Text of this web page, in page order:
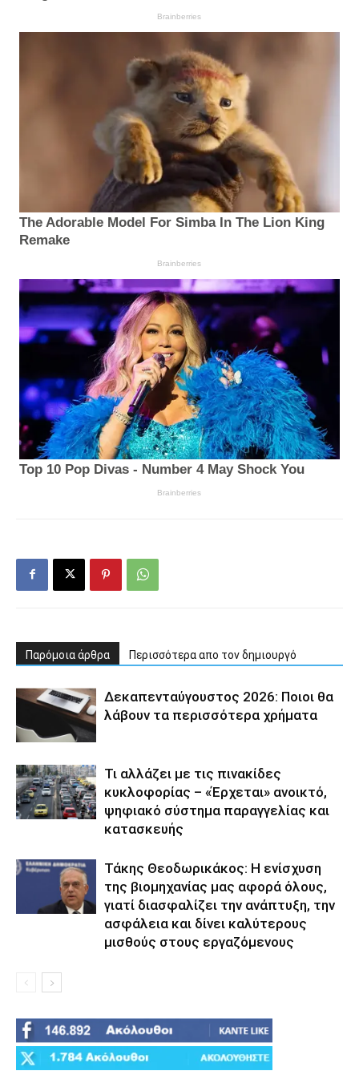
Παρόμοια άρθρα Περισσότερα απο τον δημιουργό
Δεκαπενταύγουστος 2026: Ποιοι θα
λάβουν τα περισσότερα χρήματα
Τι αλλάζει με τις πινακίδες
κυκλοφορίας – «Έρχεται» ανοικτό,
ψηφιακό σύστημα παραγγελίας και
κατασκευής
Τάκης Θεοδωρικάκος: Η ενίσχυση
της βιομηχανίας μας αφορά όλους,
γιατί διασφαλίζει την ανάπτυξη, την
ασφάλεια και δίνει καλύτερους
μισθούς στους εργαζόμενους